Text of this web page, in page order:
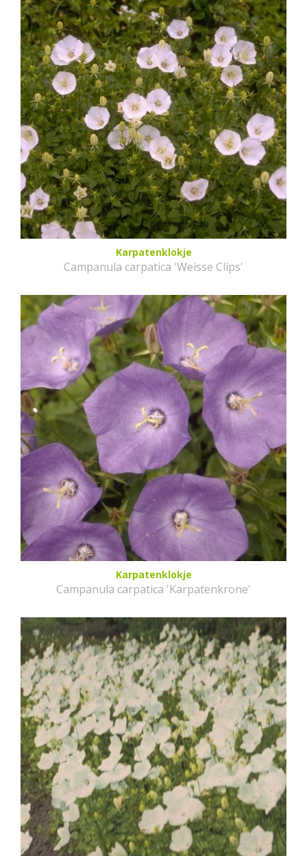
Karpatenklokje
Campanula carpatica 'Weisse Clips'
Karpatenklokje
Campanula carpatica 'Karpatenkrone'